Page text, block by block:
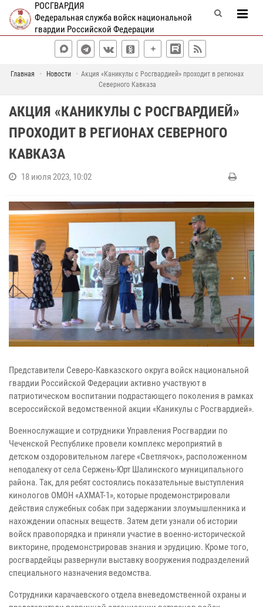
РОСГВАРДИЯ
Федеральная служба войск национальной
гвардии Российской Федерации
Главная Новости
Акция «Каникулы с Росгвардией» проходит в регионах
Северного Кавказа
АКЦИЯ «КАНИКУЛЫ С РОСГВАРДИЕЙ»
ПРОХОДИТ В РЕГИОНАХ СЕВЕРНОГО
КАВКАЗА
18 июля 2023, 10:02
Представители Северо-Кавказского округа войск национальной
гвардии Российской Федерации активно участвуют в
патриотическом воспитании подрастающего поколения в рамках
всероссийской ведомственной акции «Каникулы с Росгвардией».
Военнослужащие и сотрудники Управления Росгвардии по
Чеченской Республике провели комплекс мероприятий в
детском оздоровительном лагере «Светлячок», расположенном
неподалеку от села Сержень-Юрт Шалинского муниципального
района. Так, для ребят состоялись показательные выступления
кинологов ОМОН «АХМАТ-1», которые продемонстрировали
действия служебных собак при задержании злоумышленника и
нахождении опасных веществ. Затем дети узнали об истории
войск правопорядка и приняли участие в военно-исторической
викторине, продемонстрировав знания и эрудицию. Кроме того,
росгвардейцы развернули выставку вооружения подразделений
специального назначения ведомства.
Сотрудники карачаевского отдела вневедомственной охраны и